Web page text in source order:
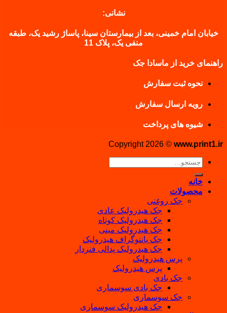
نشانی:
خیابان امام خمینی، بعد از بیمارستان سینا، پاساژ رشید یک، طبقه
منفی یک، پلاک 11
راهنمای خرید از ماسادا جک
نحوه ثبت سفارش
رویه ارسال سفارش
شیوه های پرداخت
Copyright 2026 © www.print1.ir
جستجو
خانه
محصولات
جک روغنی
جک هیدرولیک عادی
جک هیدرولیک کوتاه
جک هیدرولیک مینی
جک پانتوگراف هیدرولیک
جک هیدرولیک پدالی فنردار
پرس هیدرولیک
پرس هیدرولیک
جک بادی
جک بادی سوسماری
جک سوسماری
جک هیدرولیک سوسماری